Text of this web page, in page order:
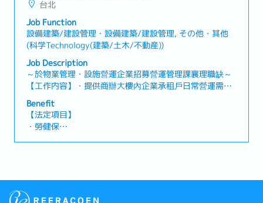
・績效獎金 (1年2次發放，基本1.6個月)
・人事考核、調薪制度 (1年2次)
・員工健康檢查 (1年1次)
・新任到職即享有每半年3天的心靈充電假
・額外支付證照津貼
・證照課程訓練費用補助 (公司指定項目)
・迎新會、慶生會、部門聚餐、三節禮品
・免費零食無限供應、免費咖啡無限供應
・員工國內旅遊、家庭日
台北
Job Function
設備建築/建設管理・設備建築/建設管理, その他・其他
(科学Technology(建築/土木/不動産))
Job Description
～於物業管理・設施營運企業招募營運管理課襄理職缺～
【工作内容】・提供商辦大樓內企業承租戶日常營運需求
及諮詢 ・維持協力廠商履約成效及業務執行力・建築物永
續維運管理業務執行・支援公司其他案場・協助案場駐點
主管・其他主管交辦事項【補充資訊】・工作地點會調動(
目前以台北市為主)・入職滿一年至日本總部研修一週
Benefit
【法定項目】
・勞健保
【企業福利】